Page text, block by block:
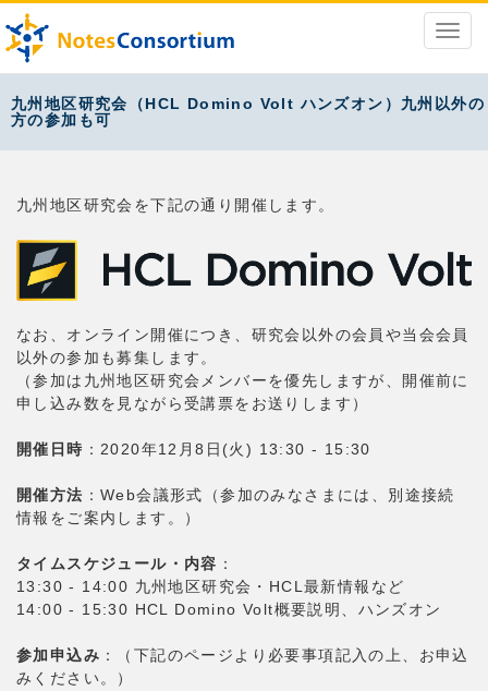
九州地区研究会（HCL Domino Volt ハンズオン）九州以外の
方の参加も可
九州地区研究会を下記の通り開催します。
なお、オンライン開催につき、研究会以外の会員や当会会員
以外の参加も募集します。
（参加は九州地区研究会メンバーを優先しますが、開催前に
申し込み数を見ながら受講票をお送りします）
開催日時 ：2020年12月8日(火) 13:30 - 15:30
開催方法 ：Web会議形式（参加のみなさまには、別途接続
情報をご案内します。）
タイムスケジュール・内容 ：
13:30 - 14:00 九州地区研究会・HCL最新情報など
14:00 - 15:30 HCL Domino Volt概要説明、ハンズオン
参加申込み ：（下記のページより必要事項記入の上、お申込
みください。）